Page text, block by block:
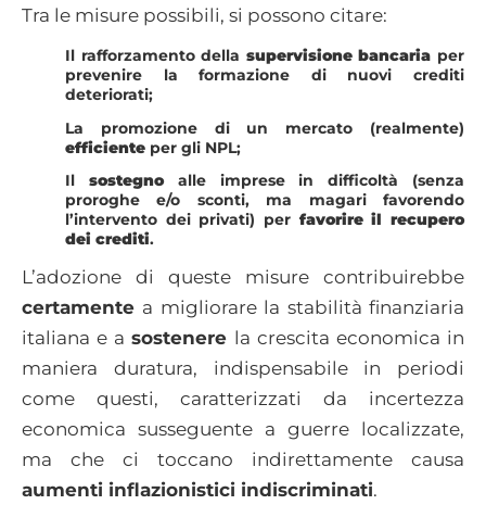
Tra le misure possibili, si possono citare:
Il rafforzamento della supervisione bancaria per
prevenire la formazione di nuovi crediti
deteriorati;
La promozione di un mercato (realmente)
efficiente per gli NPL;
Il sostegno alle imprese in difficoltà (senza
proroghe e/o sconti, ma magari favorendo
l’intervento dei privati) per favorire il recupero
dei crediti.
L’adozione di queste misure contribuirebbe
certamente a migliorare la stabilità finanziaria
italiana e a sostenere la crescita economica in
maniera duratura, indispensabile in periodi
come questi, caratterizzati da incertezza
economica susseguente a guerre localizzate,
ma che ci toccano indirettamente causa
aumenti inflazionistici indiscriminati.